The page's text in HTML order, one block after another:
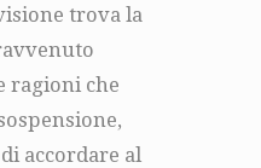
trova la
ragioni che
accordare al